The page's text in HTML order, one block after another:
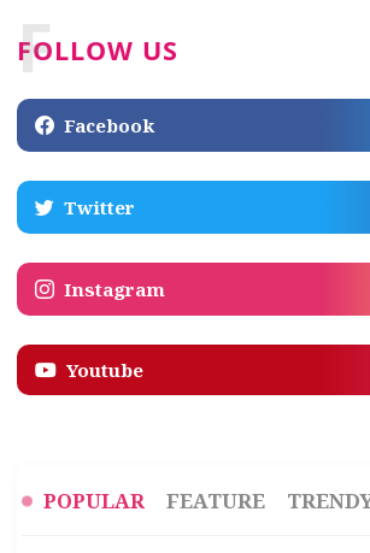
FOLLOW US
F
Facebook
Twitter
Instagram
Youtube
POPULAR FEATURE